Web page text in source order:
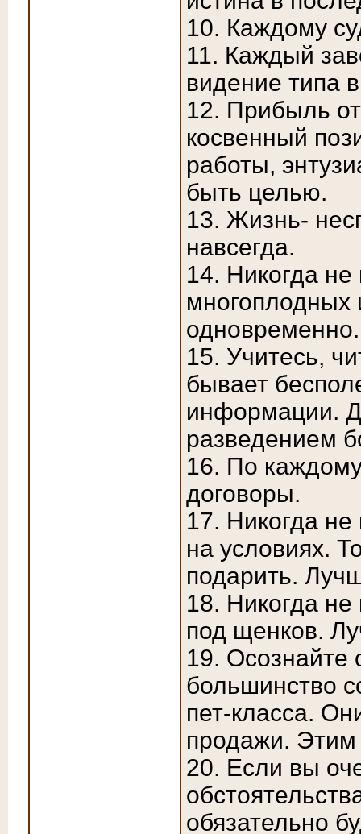
10. Каждому
11. Каждый
видение типа
12. Прибыль
косвенный
работы,
быть целью.
13. Жизнь-
навсегда.
14. Никогда
многоплодных
одновременно.
15. Учитесь,
бывает
информации.
разведением
16. По
договоры.
17. Никогда
на условиях.
подарить.
18. Никогда не
под щенков.
19. Осознайте
большинство
пет-класса.
продажи. Этим
20. Если вы
обязательно